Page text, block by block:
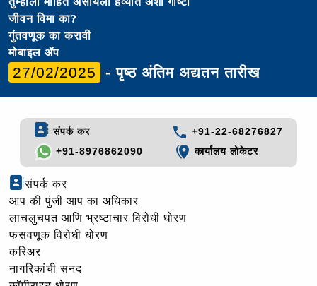
जीवन विमा का?
गुंतवणूक का करावी
मोबाइल ॲप
27/02/2025 - पृष्ठ अंतिम अद्यतन तारीख
संपर्क कर
+91-22-68276827
+91-8976862090
कार्यालय लोकेटर
संपर्क कर
आप की पुंजी आप का अधिकार
लाचलुचपत आणि भ्रष्टाचार विरोधी धोरण
फसवणूक विरोधी धोरण
करिअर
नागरिकांची सनद